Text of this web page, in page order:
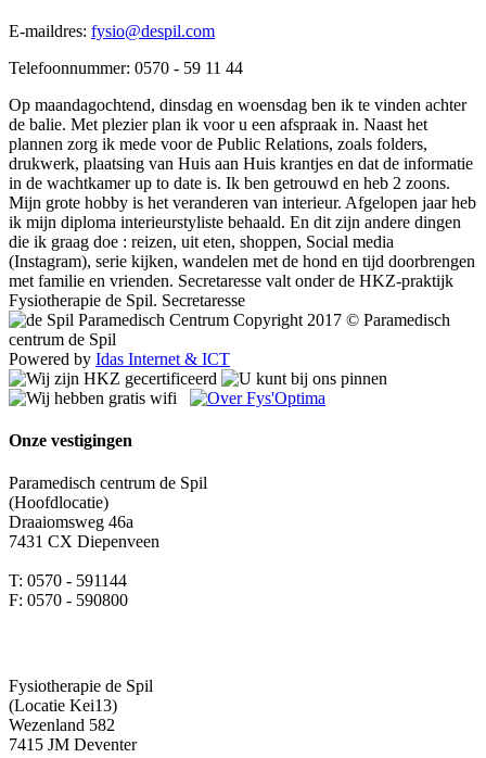
E-maildres: fysio@despil.com
Telefoonnummer: 0570 - 59 11 44
Op maandagochtend, dinsdag en woensdag ben ik te vinden achter
de balie. Met plezier plan ik voor u een afspraak in. Naast het
plannen zorg ik mede voor de Public Relations, zoals folders,
drukwerk, plaatsing van Huis aan Huis krantjes en dat de informatie
in de wachtkamer up to date is. Ik ben getrouwd en heb 2 zoons.
Mijn grote hobby is het veranderen van interieur. Afgelopen jaar heb
ik mijn diploma interieurstyliste behaald. En dit zijn andere dingen
die ik graag doe : reizen, uit eten, shoppen, Social media
(Instagram), serie kijken, wandelen met de hond en tijd doorbrengen
met familie en vrienden. Secretaresse valt onder de HKZ-praktijk
Fysiotherapie de Spil. Secretaresse
Copyright 2017 © Paramedisch
centrum de Spil
Powered by Idas Internet & ICT
Onze vestigingen
Paramedisch centrum de Spil
(Hoofdlocatie)
Draaiomsweg 46a
7431 CX Diepenveen
T: 0570 - 591144
F: 0570 - 590800
Fysiotherapie de Spil
(Locatie Kei13)
Wezenland 582
7415 JM Deventer